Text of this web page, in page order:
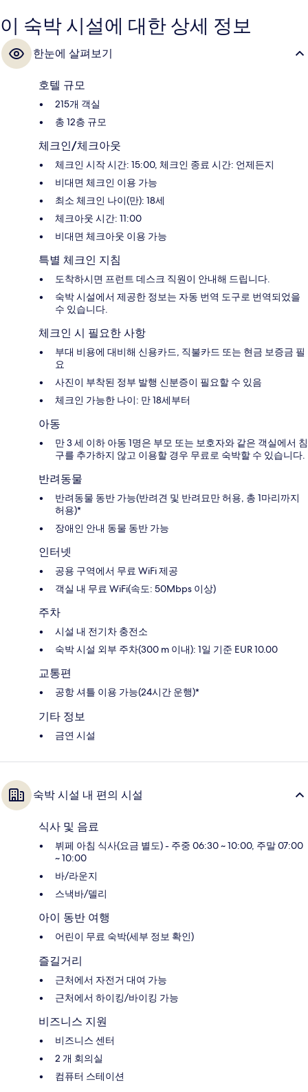
이 숙박 시설에 대한 상세 정보
한눈에 살펴보기
호텔 규모
215개 객실
총 12층 규모
체크인/체크아웃
체크인 시작 시간: 15:00, 체크인 종료 시간: 언제든지
비대면 체크인 이용 가능
최소 체크인 나이(만): 18세
체크아웃 시간: 11:00
비대면 체크아웃 이용 가능
특별 체크인 지침
도착하시면 프런트 데스크 직원이 안내해 드립니다.
숙박 시설에서 제공한 정보는 자동 번역 도구로 번역되었을
수 있습니다.
체크인 시 필요한 사항
부대 비용에 대비해 신용카드, 직불카드 또는 현금 보증금 필
요
사진이 부착된 정부 발행 신분증이 필요할 수 있음
체크인 가능한 나이: 만 18세부터
아동
만 3 세 이하 아동 1명은 부모 또는 보호자와 같은 객실에서 침
구를 추가하지 않고 이용할 경우 무료로 숙박할 수 있습니다.
반려동물
반려동물 동반 가능(반려견 및 반려묘만 허용, 총 1마리까지
허용)*
장애인 안내 동물 동반 가능
인터넷
공용 구역에서 무료 WiFi 제공
객실 내 무료 WiFi(속도: 50Mbps 이상)
주차
시설 내 전기차 충전소
숙박 시설 외부 주차(300 m 이내): 1일 기준 EUR 10.00
교통편
공항 셔틀 이용 가능(24시간 운행)*
기타 정보
금연 시설
숙박 시설 내 편의 시설
식사 및 음료
뷔페 아침 식사(요금 별도) - 주중 06:30 ~ 10:00, 주말 07:00
~ 10:00
바/라운지
스낵바/델리
아이 동반 여행
어린이 무료 숙박(세부 정보 확인)
즐길거리
근처에서 자전거 대여 가능
근처에서 하이킹/바이킹 가능
비즈니스 지원
비즈니스 센터
2 개 회의실
컴퓨터 스테이션